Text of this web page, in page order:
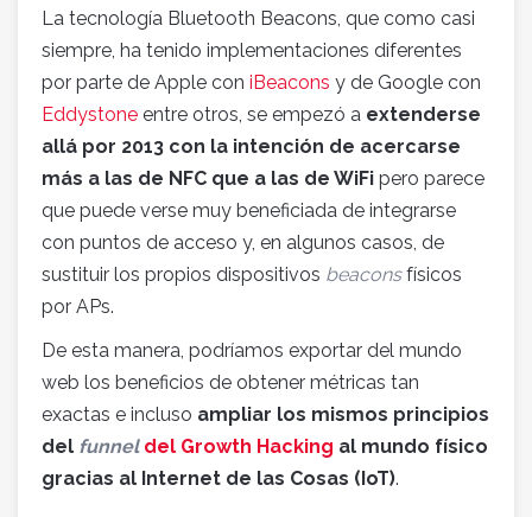
La tecnología Bluetooth Beacons, que como casi
siempre, ha tenido implementaciones diferentes
por parte de Apple con iBeacons y de Google con
Eddystone entre otros, se empezó a extenderse
allá por 2013 con la intención de acercarse
más a las de NFC que a las de WiFi pero parece
que puede verse muy beneficiada de integrarse
con puntos de acceso y, en algunos casos, de
sustituir los propios dispositivos beaconsfísicos
por APs.
De esta manera, podríamos exportar del mundo
web los beneficios de obtener métricas tan
exactas e incluso ampliar los mismos principios
del funneldel Growth Hacking al mundo físico
gracias al Internet de las Cosas (IoT).